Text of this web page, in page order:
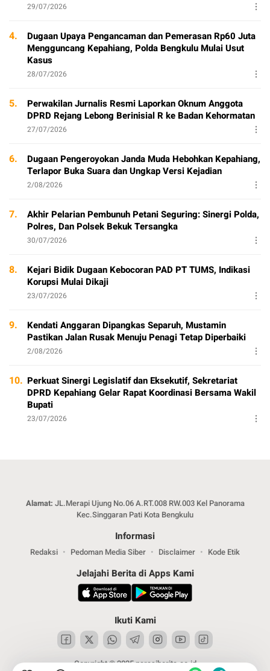
29/07/2026
4.
Dugaan Upaya Pengancaman dan Pemerasan Rp60 Juta
Mengguncang Kepahiang, Polda Bengkulu Mulai Usut
Kasus
28/07/2026
5.
Perwakilan Jurnalis Resmi Laporkan Oknum Anggota
DPRD Rejang Lebong Berinisial R ke Badan Kehormatan
27/07/2026
6.
Dugaan Pengeroyokan Janda Muda Hebohkan Kepahiang,
Terlapor Buka Suara dan Ungkap Versi Kejadian
2/08/2026
7.
Akhir Pelarian Pembunuh Petani Seguring: Sinergi Polda,
Polres, Dan Polsek Bekuk Tersangka
30/07/2026
8.
Kejari Bidik Dugaan Kebocoran PAD PT TUMS, Indikasi
Korupsi Mulai Dikaji
23/07/2026
9.
Kendati Anggaran Dipangkas Separuh, Mustamin
Pastikan Jalan Rusak Menuju Penagi Tetap Diperbaiki
2/08/2026
10. Perkuat Sinergi Legislatif dan Eksekutif, Sekretariat
DPRD Kepahiang Gelar Rapat Koordinasi Bersama Wakil
Bupati
23/07/2026
Alamat: JL.Merapi Ujung No.06 A.RT.008 RW.003 Kel Panorama
Kec.Singgaran Pati Kota Bengkulu
Informasi
Redaksi Pedoman Media Siber Disclaimer Kode Etik
Jelajahi Berita di Apps Kami
Ikuti Kami
Copyright © 2025 narasiberita.co.id